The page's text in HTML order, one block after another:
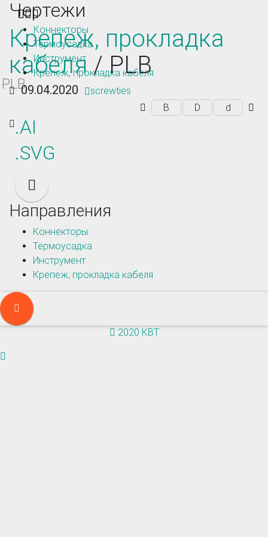
Toggle navigation
Коннекторы
Термоусадка
Инструмент
Крепеж, прокладка кабеля
Чертежи
Крепеж, прокладка
кабеля/ PLB
PLB09.04.2020
screwties
B
D d
.AI
.SVG
Направления
Коннекторы
Термоусадка
Инструмент
Крепеж, прокладка кабеля
2020 КВТ